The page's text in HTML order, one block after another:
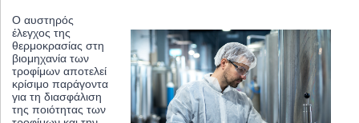
Ο αυστηρός
έλεγχος της
θερμοκρασίας στη
βιομηχανία των
τροφίμων αποτελεί
κρίσιμο παράγοντα
για τη διασφάλιση
της ποιότητας των